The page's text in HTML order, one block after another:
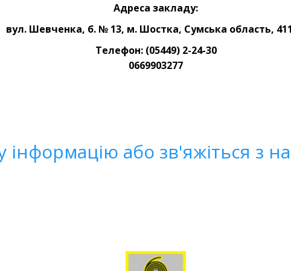
Адреса закладу:
вул. Шевченка, б. № 13, м. Шостка, Сумська область,
Телефон: (05449) 2-24-30
0669903277
інформацію або зв'яжіться з